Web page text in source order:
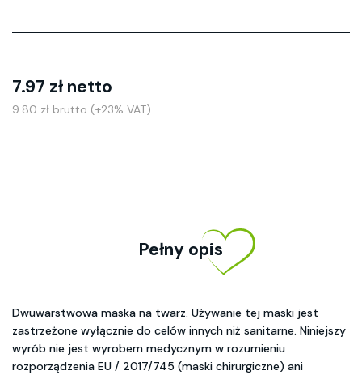
7.97 zł netto
9.80 zł brutto (+23% VAT)
Pełny opis
Dwuwarstwowa maska na twarz. Używanie tej maski jest
zastrzeżone wyłącznie do celów innych niż sanitarne. Niniejszy
wyrób nie jest wyrobem medycznym w rozumieniu
rozporządzenia EU / 2017/745 (maski chirurgiczne) ani